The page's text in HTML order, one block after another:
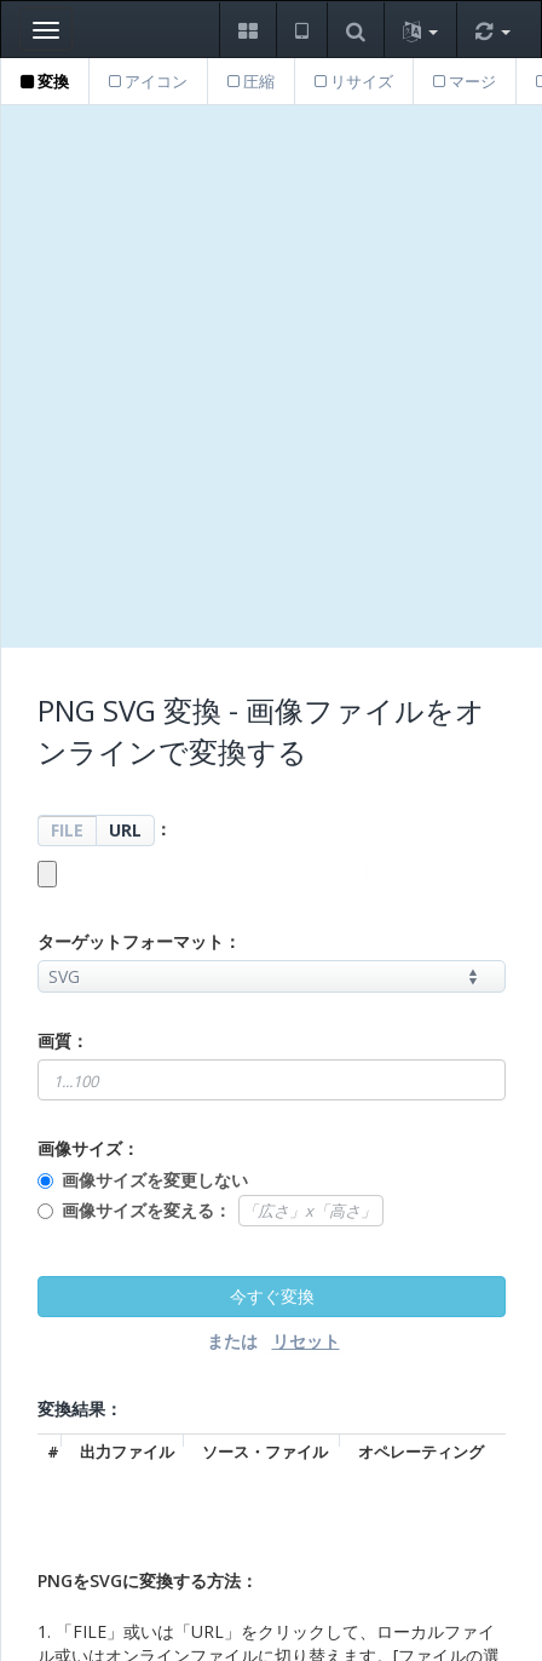
Toggle
navigation
変換 アイコン 圧縮 リサイズ マージ
PNG SVG 変換 - 画像ファイルをオ
ンラインで変換する
FILE URL ：
ターゲットフォーマット：
画質：
画像サイズ：
画像サイズを変更しない
画像サイズを変える：
または
変換結果：
# 出力ファイル ソース・ファイル オペレーティング
PNGをSVGに変換する方法：
1. 「FILE」或いは「URL」をクリックして、ローカルファイ
ル或いはオンラインファイルに切り替えます。[ファイルの選